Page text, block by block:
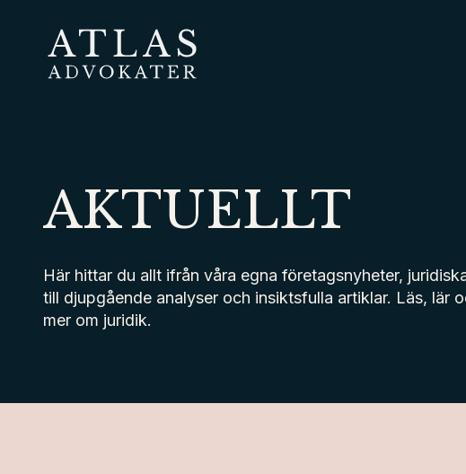
Hoppa
till
huvudinnehåll
AKTUELLT
Här hittar du allt ifrån våra egna företagsnyheter,
till djupgående analyser och insiktsfulla artiklar. Läs, lär
mer om juridik.